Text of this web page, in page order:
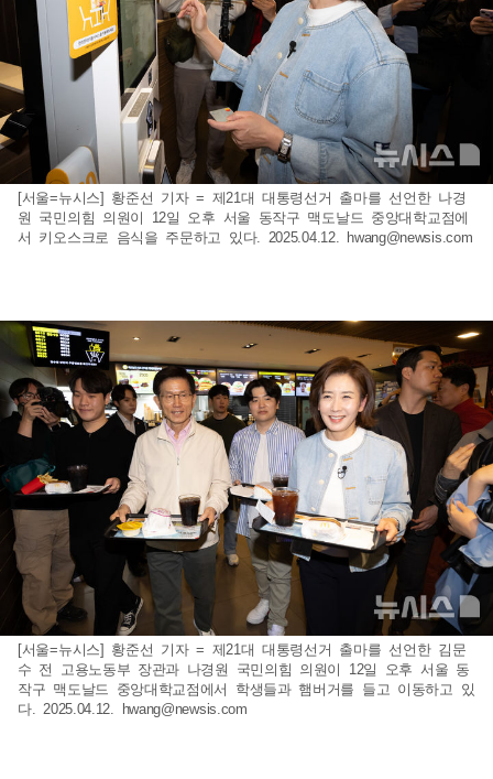
[서울=뉴시스] 황준선 기자 = 제21대 대통령선거 출마를 선언한 나경
원 국민의힘 의원이 12일 오후 서울 동작구 맥도날드 중앙대학교점에
서 키오스크로 음식을 주문하고 있다. 2025.04.12. hwang@newsis.com
[서울=뉴시스] 황준선 기자 = 제21대 대통령선거 출마를 선언한 김문
수 전 고용노동부 장관과 나경원 국민의힘 의원이 12일 오후 서울 동
작구 맥도날드 중앙대학교점에서 학생들과 햄버거를 들고 이동하고 있
다. 2025.04.12.
hwang@newsis.com